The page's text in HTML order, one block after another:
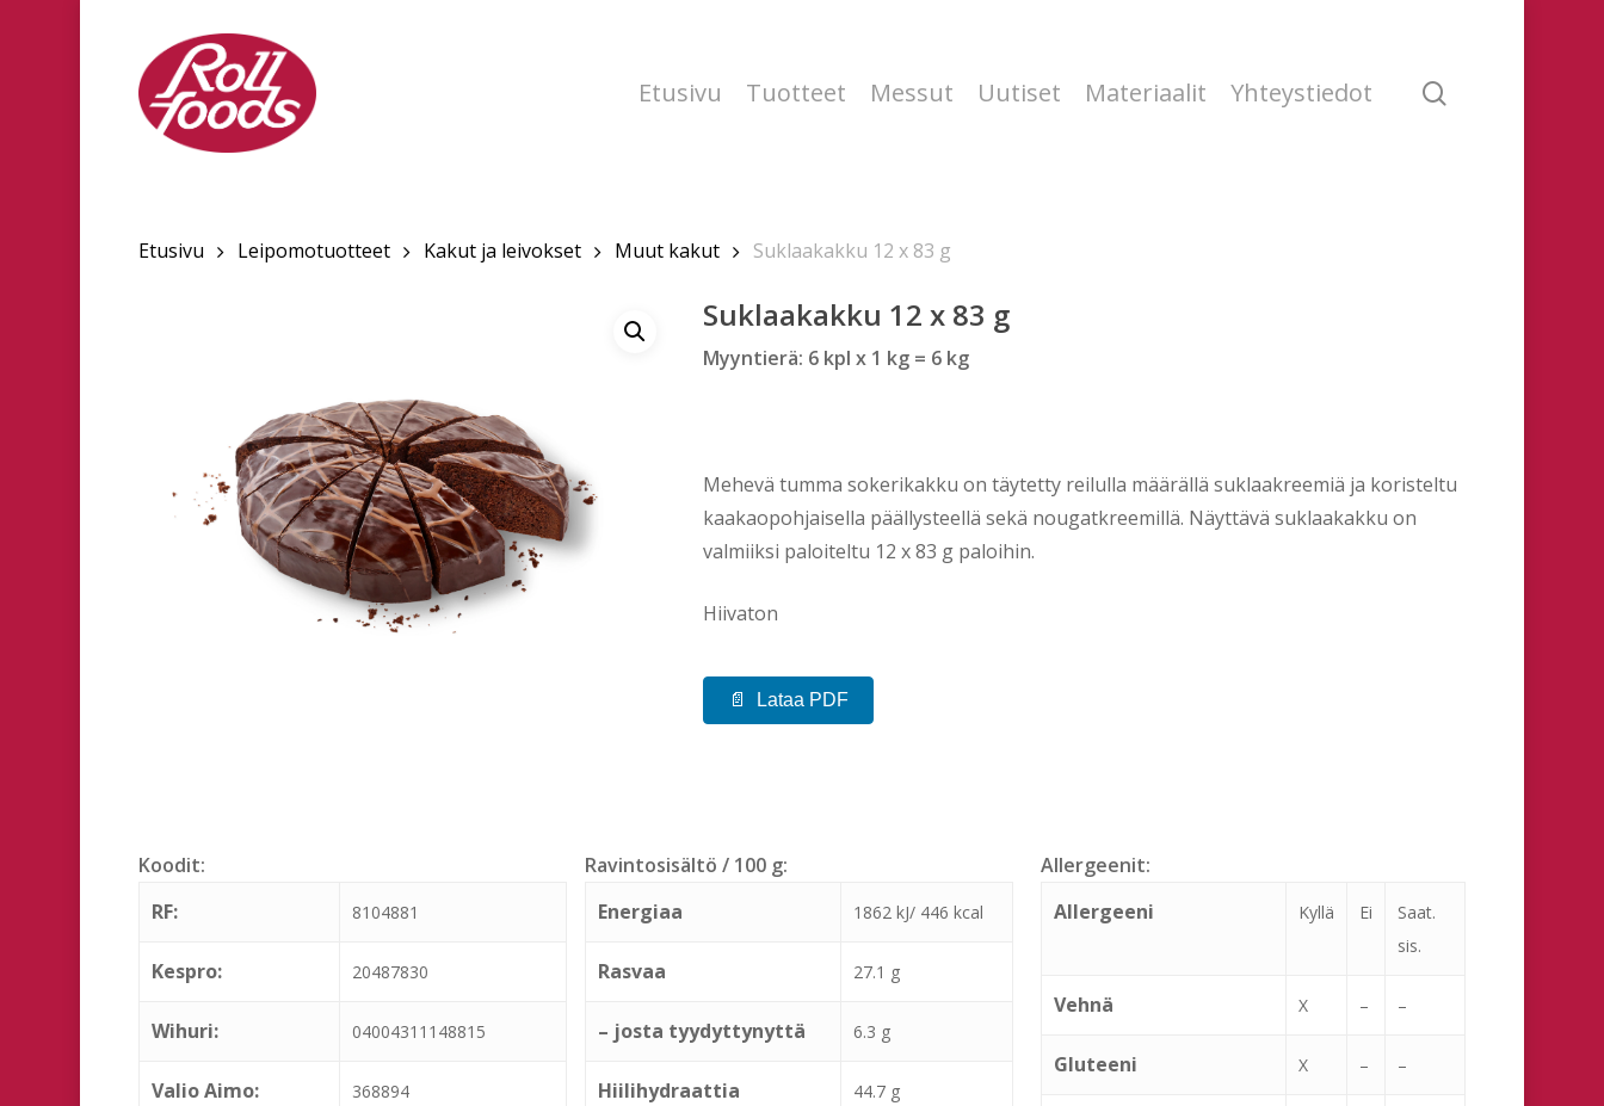
Etusivu Tuotteet Messut Uutiset Materiaalit Yhteystiedot
Etusivu Leipomotuotteet Kakut ja leivokset Muut kakut Suklaakakku 12 x 83 g
Suklaakakku 12 x 83 g
Myyntierä: 6 kpl x 1 kg = 6 kg
Mehevä tumma sokerikakku on täytetty reilulla määrällä suklaakreemiä ja koristeltu
kaakaopohjaisella päällysteellä sekä nougatkreemillä. Näyttävä suklaakakku on
valmiiksi paloiteltu 12 x 83 g paloihin.
Hiivaton
Lataa PDF
Koodit:
RF:
8104881
Kespro: 20487830
Wihuri: 04004311148815
Valio Aimo: 368894
Ravintosisältö / 100 g:
Energiaa
1862 kJ/ 446 kcal
Rasvaa 27.1 g
– josta tyydyttynyttä 6.3 g
Hiilihydraattia 44.7 g
Allergeenit:
Allergeeni
Kyllä Ei
Saat.
sis.
Vehnä X – –
Gluteeni X – –